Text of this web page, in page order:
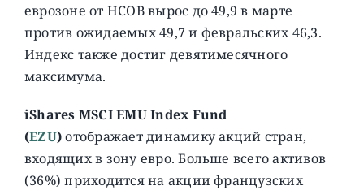
еврозоне от HCOB вырос до 49,9 в марте
против ожидаемых 49,7 и февральских 46,3.
Индекс также достиг девятимесячного
максимума.
iShares MSCI EMU Index Fund
(EZU)отображает динамику акций стран,
входящих в зону евро. Больше всего активов
(36%) приходится на акции французских